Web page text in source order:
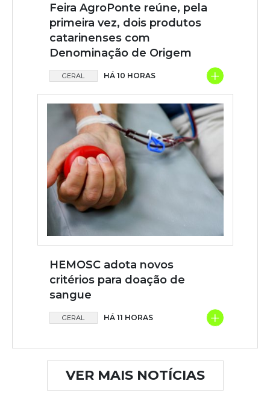
Feira AgroPonte reúne, pela
primeira vez, dois produtos
catarinenses com
Denominação de Origem
GERAL HÁ 10 HORAS +
HEMOSC adota novos
critérios para doação de
sangue
GERAL HÁ 11 HORAS +
VER MAIS NOTÍCIAS